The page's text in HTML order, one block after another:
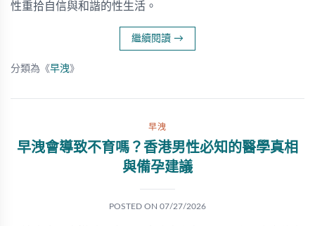
性重拾自信與和諧的性生活。
繼續閱讀 →
分類為《早洩》
早洩
早洩會導致不育嗎？香港男性必知的醫學真相
與備孕建議
POSTED ON 07/27/2026